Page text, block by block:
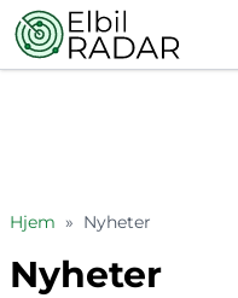
Hjem » Nyheter
Nyheter